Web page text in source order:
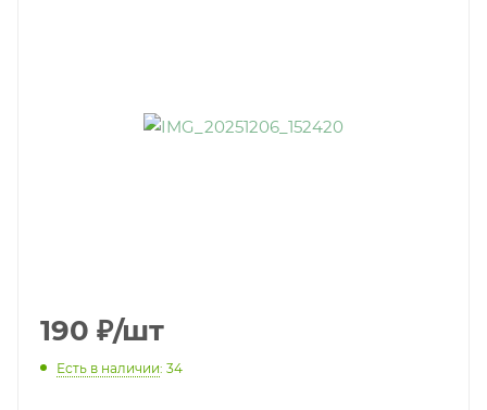
190 ₽/шт
Есть в наличии: 34